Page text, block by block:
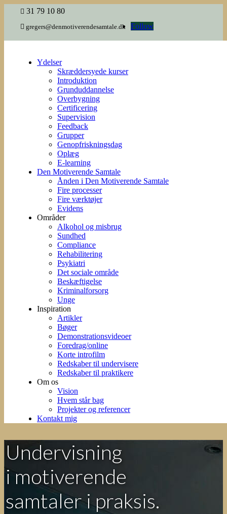
 31 79 10 80
 gregers@denmotiverendesamtale.dk Follow
Ydelser
Skræddersyede kurser
Introduktion
Grunduddannelse
Overbygning
Certificering
Supervision
Feedback
Grupper
Genopfriskningsdag
Oplæg
E-learning
Den Motiverende Samtale
Ånden i Den Motiverende Samtale
Fire processer
Fire værktøjer
Evidens
Områder
Alkohol og misbrug
Sundhed
Compliance
Rehabilitering
Psykiatri
Det sociale område
Beskæftigelse
Kriminalforsorg
Unge
Inspiration
Artikler
Bøger
Demonstrationsvideoer
Foredrag/online
Korte introfilm
Redskaber til undervisere
Redskaber til praktikere
Om os
Vision
Hvem står bag
Projekter og referencer
Kontakt mig
Undervisning
i motiverende
samtaler i praksis.